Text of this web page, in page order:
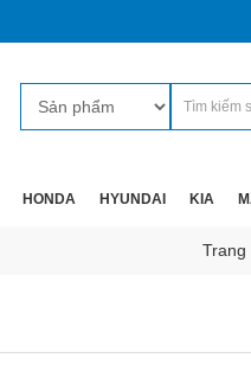
HONDA HYUNDAI KIA
Trang